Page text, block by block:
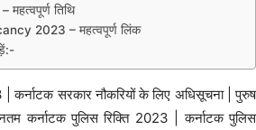
महत्वपूर्ण तिथि
2023 – महत्वपूर्ण लिंक
| कर्नाटक सरकार नौकरियों के लिए अधिसूचना | पुरुष
कर्नाटक पुलिस रिक्ति 2023 | कर्नाटक पुलिस